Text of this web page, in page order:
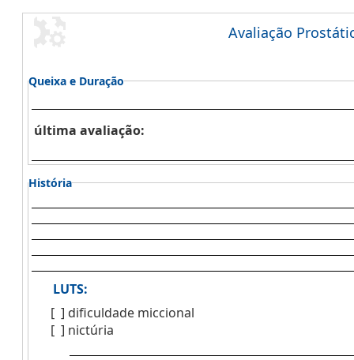
Avaliação
Queixa e Duração
última avaliação:
História
LUTS:
[ ] dificuldade miccional
[ ] nictúria